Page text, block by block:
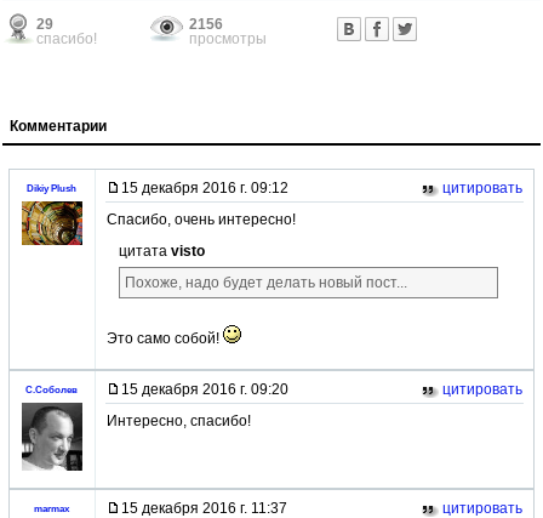
29
спасибо!
2156
просмотры
Комментарии
Dikiy Plush 15 декабря 2016 г. 09:12
цитировать
Спасибо, очень интересно!
цитата visto
Похоже, надо будет делать новый пост...
Это само собой!
С.Соболев 15 декабря 2016 г. 09:20
цитировать
Интересно, спасибо!
marmax 15 декабря 2016 г. 11:37
цитировать